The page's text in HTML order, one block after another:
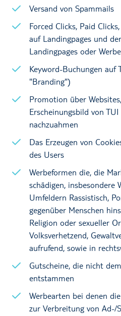
Versand von Spammails
Forced Clicks, Paid
auf Landingpages und
Landingpages oder
Keyword-Buchungen auf
"Branding")
Promotion über
Erscheinungsbild von TUI
nachzuahmen
Das Erzeugen von
des Users
Werbeformen die, die
schädigen, insbesondere
Umfeldern Rassistisch,
gegenüber Menschen
Religion oder sexueller
Volksverhetzend,
aufrufend, sowie in
Gutscheine, die nicht
entstammen
Werbearten bei denen
zur Verbreitung von Ad-/